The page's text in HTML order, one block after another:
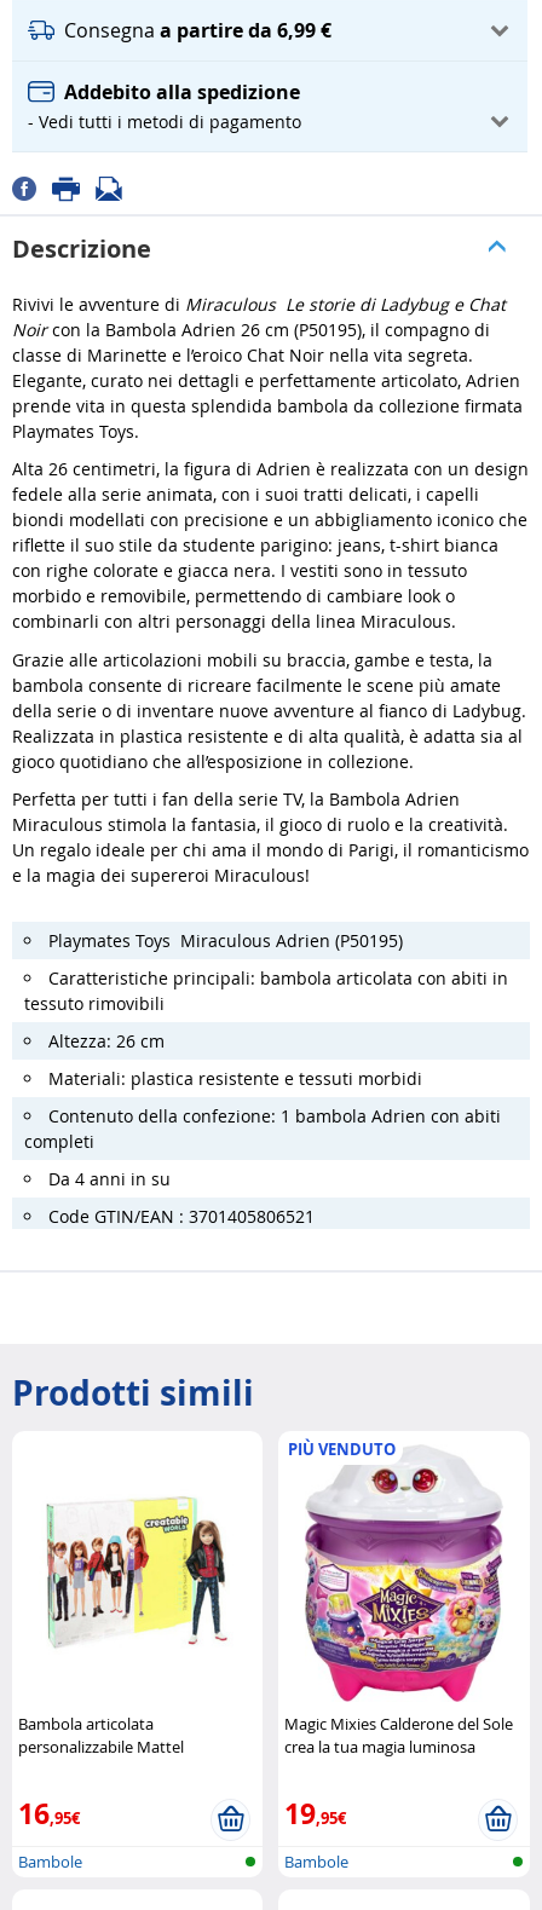
Consegna a partire da 6,99 €
Addebito alla spedizione
- Vedi tutti i metodi di pagamento
Descrizione
Rivivi le avventure di Miraculous Le storie di Ladybug e Chat
Noircon la Bambola Adrien 26 cm (P50195), il compagno di
classe di Marinette e l’eroico Chat Noir nella vita segreta.
Elegante, curato nei dettagli e perfettamente articolato, Adrien
prende vita in questa splendida bambola da collezione firmata
Playmates Toys.
Alta 26 centimetri, la figura di Adrien è realizzata con un design
fedele alla serie animata, con i suoi tratti delicati, i capelli
biondi modellati con precisione e un abbigliamento iconico che
riflette il suo stile da studente parigino: jeans, t-shirt bianca
con righe colorate e giacca nera. I vestiti sono in tessuto
morbido e removibile, permettendo di cambiare look o
combinarli con altri personaggi della linea Miraculous.
Grazie alle articolazioni mobili su braccia, gambe e testa, la
bambola consente di ricreare facilmente le scene più amate
della serie o di inventare nuove avventure al fianco di Ladybug.
Realizzata in plastica resistente e di alta qualità, è adatta sia al
gioco quotidiano che all’esposizione in collezione.
Perfetta per tutti i fan della serie TV, la Bambola Adrien
Miraculous stimola la fantasia, il gioco di ruolo e la creatività.
Un regalo ideale per chi ama il mondo di Parigi, il romanticismo
e la magia dei supereroi Miraculous!
Playmates Toys Miraculous Adrien (P50195)
Caratteristiche principali: bambola articolata con abiti in
tessuto rimovibili
Altezza: 26 cm
Materiali: plastica resistente e tessuti morbidi
Contenuto della confezione: 1 bambola Adrien con abiti
completi
Da 4 anni in su
Code GTIN/EAN : 3701405806521
Prodotti simili
Bambola articolata
personalizzabile Mattel
16,95€
Bambole
PIÙ VENDUTO
Magic Mixies Calderone del Sole
crea la tua magia luminosa
19,95€
Bambole